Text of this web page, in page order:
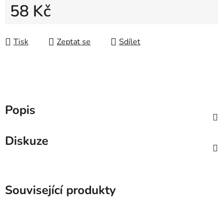
58 Kč
Tisk
Zeptat se Sdílet
Popis
Diskuze
Související produkty